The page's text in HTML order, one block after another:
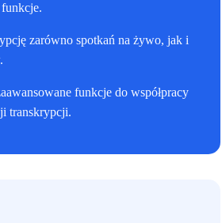
zarówno spotkań na żywo, jak i
funkcje do współpracy
transkrypcji.